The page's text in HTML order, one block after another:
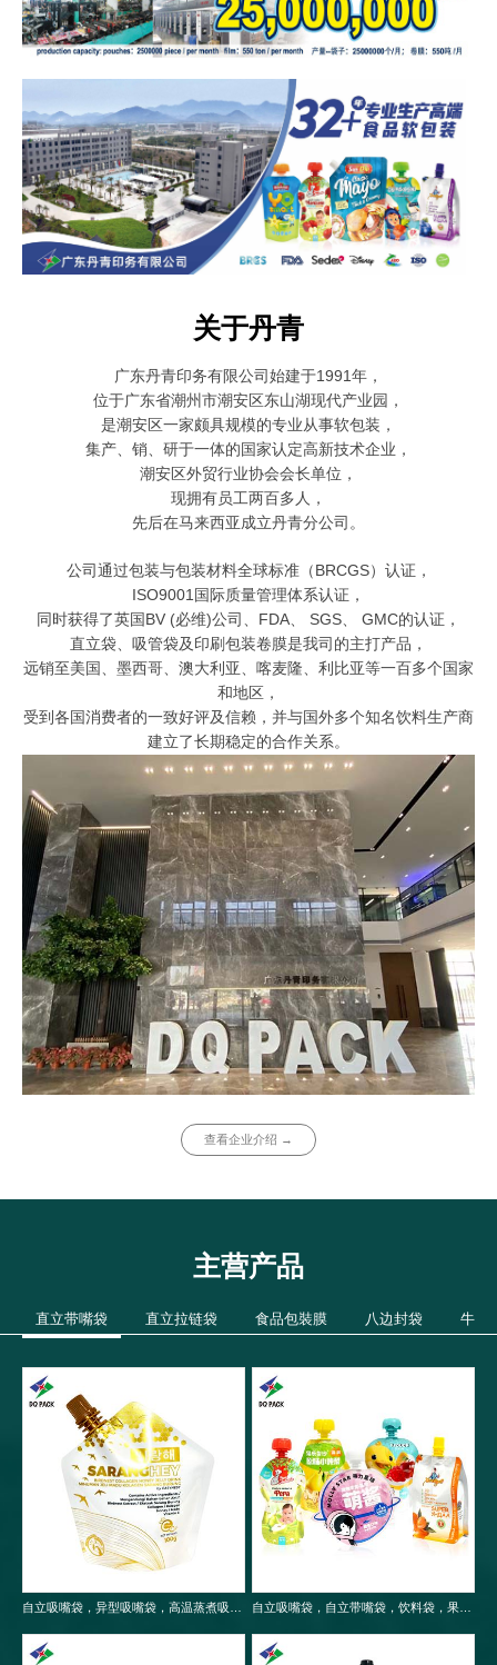
关于丹青
广东丹青印务有限公司始建于1991年，
位于广东省潮州市潮安区东山湖现代产业园，
是潮安区一家颇具规模的专业从事软包装，
集产、销、研于一体的国家认定高新技术企业，
潮安区外贸行业协会会长单位，
现拥有员工两百多人，
先后在马来西亚成立丹青分公司。
公司通过包装与包装材料全球标准（BRCGS）认证，
ISO9001国际质量管理体系认证，
同时获得了英国BV (必维)公司、FDA、 SGS、 GMC的认证，
直立袋、吸管袋及印刷包装卷膜是我司的主打产品，
远销至美国、墨西哥、澳大利亚、喀麦隆、利比亚等一百多个国家
和地区，
受到各国消费者的一致好评及信赖，并与国外多个知名饮料生产商
建立了长期稳定的合作关系。
查看企业介绍 →
主营产品
直立带嘴袋 直立拉链袋 食品包裝膜 八边封袋 牛皮